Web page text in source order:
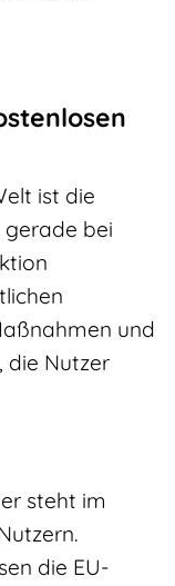
ist die
gerade bei
und
die Nutzer
steht im
die EU-